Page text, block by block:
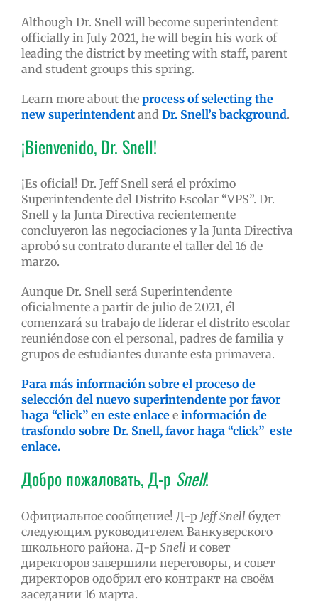
Although Dr. Snell will become superintendent
officially in July 2021, he will begin his work of
leading the district by meeting with staff, parent
and student groups this spring.
Learn more about the process of selecting the
new superintendent and Dr. Snell’s background.
¡Bienvenido, Dr. Snell!
¡Es oficial! Dr. Jeff Snell será el próximo
Superintendente del Distrito Escolar “VPS”. Dr.
Snell y la Junta Directiva recientemente
concluyeron las negociaciones y la Junta Directiva
aprobó su contrato durante el taller del 16 de
marzo.
Aunque Dr. Snell será Superintendente
oficialmente a partir de julio de 2021, él
comenzará su trabajo de liderar el distrito escolar
reuniéndose con el personal, padres de familia y
grupos de estudiantes durante esta primavera.
Para más información sobre el proceso de
selección del nuevo superintendente por favor
haga “click” en este enlacee información de
trasfondo sobre Dr. Snell, favor haga “click” este
enlace.
Добро пожаловать, Д-р Snell!
Официальное сообщение! Д-р JeffSnell будет
следующим руководителем Ванкуверского
школьного района. Д-р Snell и совет
директоров завершили переговоры, и совет
директоров одобрил его контракт на своём
заседании 16 марта.